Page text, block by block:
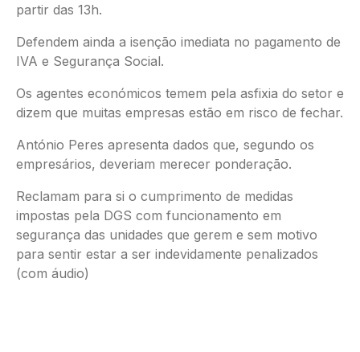
partir das 13h.
Defendem ainda a isenção imediata no pagamento de
IVA e Segurança Social.
Os agentes económicos temem pela asfixia do setor e
dizem que muitas empresas estão em risco de fechar.
António Peres apresenta dados que, segundo os
empresários, deveriam merecer ponderação.
Reclamam para si o cumprimento de medidas
impostas pela DGS com funcionamento em
segurança das unidades que gerem e sem motivo
para sentir estar a ser indevidamente penalizados
(com áudio)